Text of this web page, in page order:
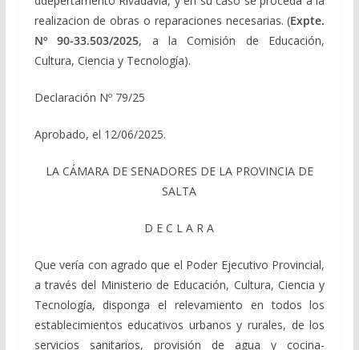
realizacion de obras o reparaciones necesarias. (Expte.
Nº 90-33.503/2025, a la Comisión de Educación,
Cultura, Ciencia y Tecnología).
Declaración Nº 79/25
Aprobado, el 12/06/2025.
LA CÁMARA DE SENADORES DE LA PROVINCIA DE
SALTA
D E C L A R A
Que vería con agrado que el Poder Ejecutivo Provincial,
a través del Ministerio de Educación, Cultura, Ciencia y
Tecnología, disponga el relevamiento en todos los
establecimientos educativos urbanos y rurales, de los
servicios sanitarios, provisión de agua y cocina-